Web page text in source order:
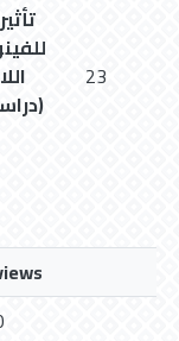
23